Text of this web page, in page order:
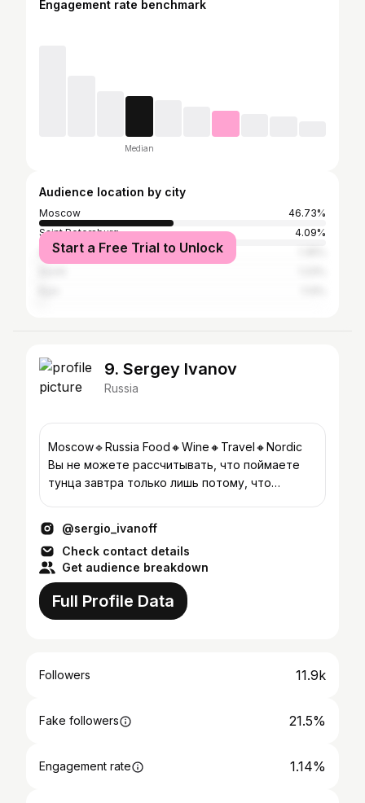
Engagement rate benchmark
Median
Audience location by city
Moscow
46.73%
Saint Petersburg
4.09%
Greater London
Start a Free Trial to Unlock
9. Sergey Ivanov
Russia
Moscow🔹️Russia Food🔸️Wine🔸️Travel🔸️Nordic
Вы не можете рассчитывать, что поймаете
тунца завтра только лишь потому, что
@sergio_ivanoff
Check contact details
Get audience breakdown
Full Profile Data
Followers 11.9k
Fake followers 21.5%
Engagement rate 1.14%